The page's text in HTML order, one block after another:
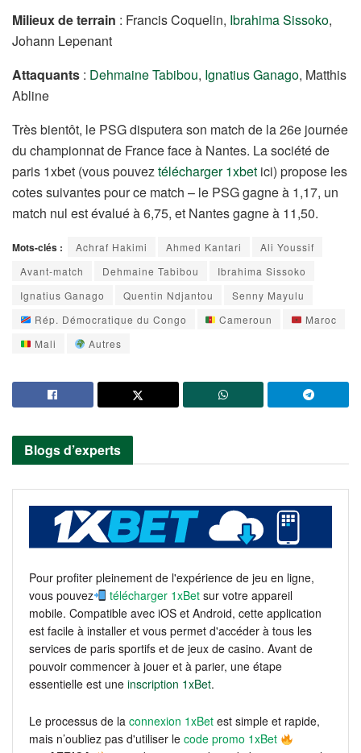
Milieux de terrain : Francis Coquelin, Ibrahima Sissoko,
Johann Lepenant
Attaquants : Dehmaine Tabibou, Ignatius Ganago, Matthis
Abline
Très bientôt, le PSG disputera son match de la 26e journée
du championnat de France face à Nantes. La société de
paris 1xbet (vous pouveztélécharger 1xbet ici) propose les
cotes suivantes pour ce match – le PSG gagne à 1,17, un
match nul est évalué à 6,75, et Nantes gagne à 11,50.
Mots-clés : Achraf Hakimi Ahmed Kantari
Ali Youssif
Avant-match
Dehmaine Tabibou
Ibrahima Sissoko
Ignatius Ganago
Quentin Ndjantou
Senny Mayulu
Rép. Démocratique du Congo
Cameroun
Maroc
Mali
Autres
Blogs d’experts
Pour profiter pleinement de l'expérience de jeu en ligne,
vous pouvez
télécharger 1xBet sur votre appareil
mobile. Compatible avec iOS et Android, cette application
est facile à installer et vous permet d'accéder à tous les
services de paris sportifs et de jeux de casino. Avant de
pouvoir commencer à jouer et à parier, une étape
essentielle est une inscription 1xBet.
Le processus de la connexion 1xBet est simple et rapide,
mais n’oubliez pas d'utiliser le code promo 1xBet